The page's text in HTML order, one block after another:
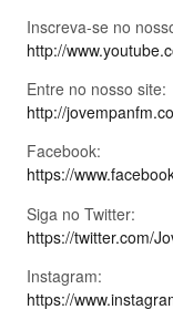
Inscreva-se no
http://
Entre no nosso site:
http://
Facebook:
https://
Siga no Twitter:
https://twitter.com/
Instagram:
https://